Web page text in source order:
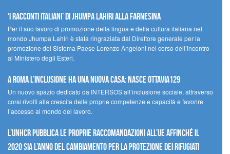
‘I racconti italiani’ di Jhumpa Lahiri alla Farnesina
Per il suo lavoro di promozione della lingua e della cultura italiana nel
mondo Jhumpa Lahiri è stata ringraziata dal Direttore generale per la
promozione del Sistema Paese Lorenzo Angeloni nel corso dell’incontro
al Ministero degli Esteri.
A Roma l’inclusione ha una nuova casa: nasce Ottavia129
Un nuovo spazio dedicato da INTERSOS all’inclusione sociale, attraverso
corsi rivolti alla crescita delle proprie competenze e capacità e favorire
l’accesso al mondo del lavoro.
L’UNHCR pubblica le proprie raccomandazioni all’UE affinché il
2020 sia l’anno del cambiamento per la protezione dei rifugiati